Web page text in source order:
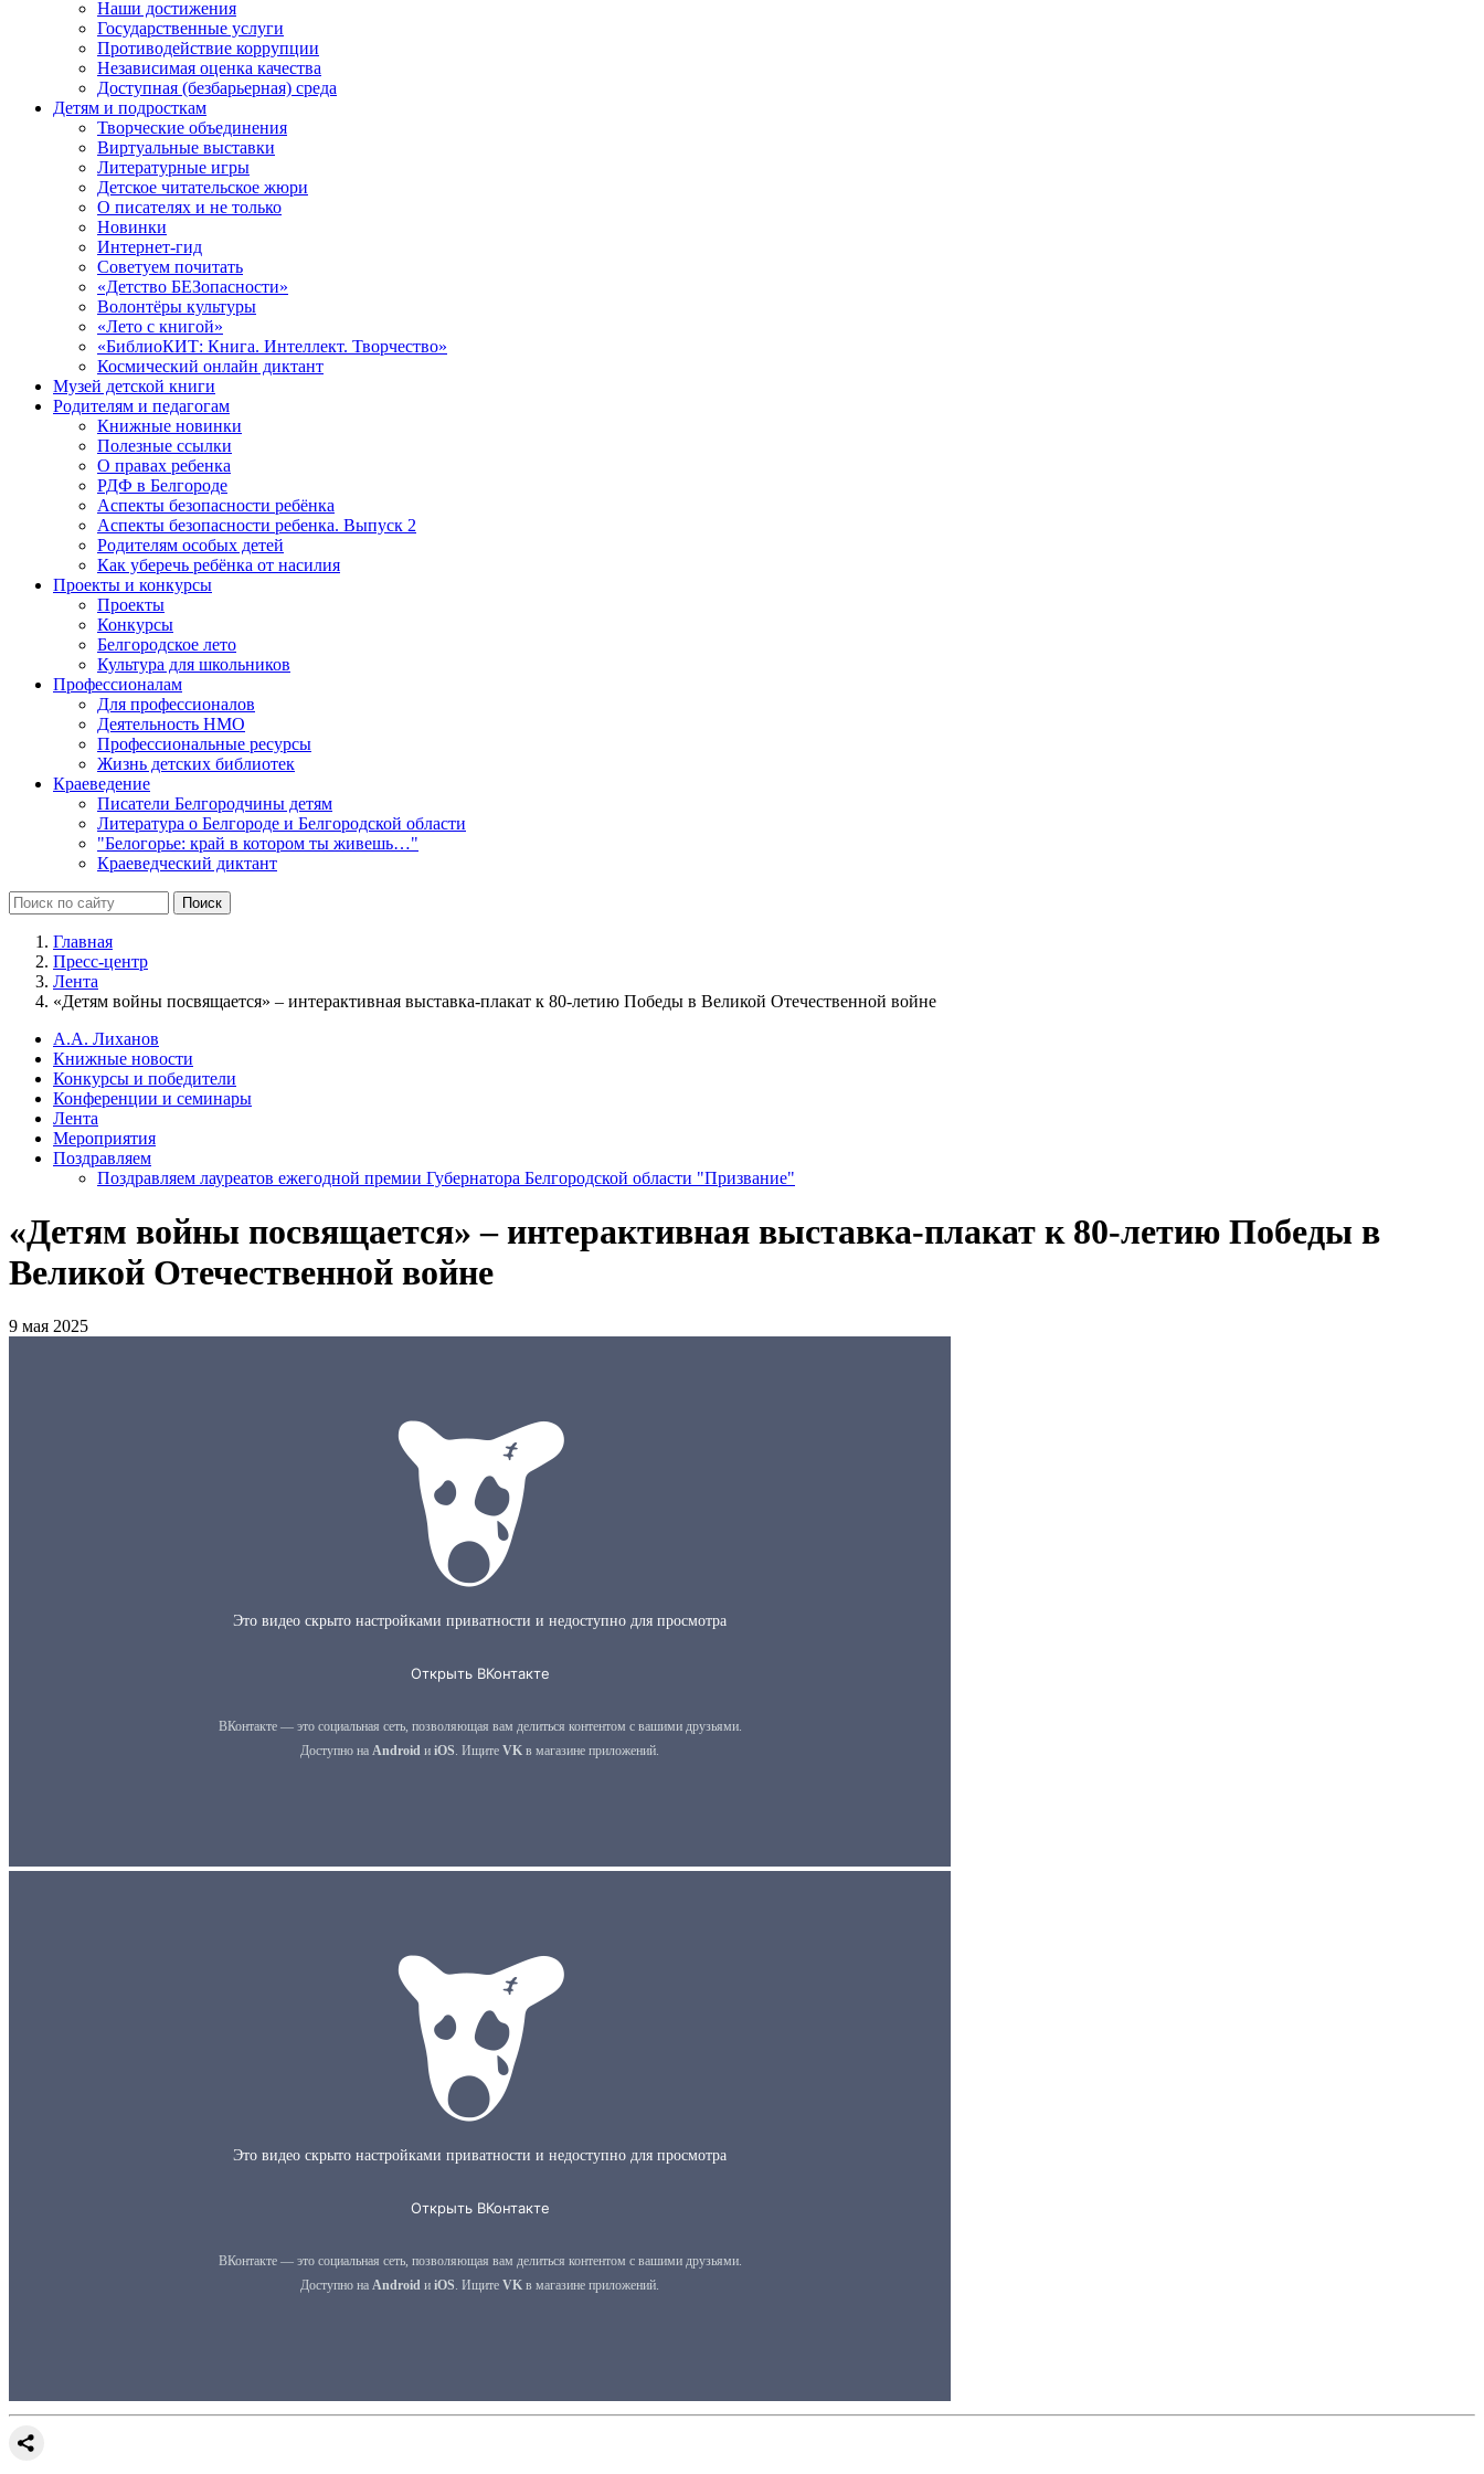
Наши достижения
Государственные услуги
Противодействие коррупции
Независимая оценка качества
Доступная (безбарьерная) среда
Детям и подросткам
Творческие объединения
Виртуальные выставки
Литературные игры
Детское читательское жюри
О писателях и не только
Новинки
Интернет-гид
Советуем почитать
«Детство БЕЗопасности»
Волонтёры культуры
«Лето с книгой»
«БиблиоКИТ: Книга. Интеллект. Творчество»
Космический онлайн диктант
Музей детской книги
Родителям и педагогам
Книжные новинки
Полезные ссылки
О правах ребенка
РДФ в Белгороде
Аспекты безопасности ребёнка
Аспекты безопасности ребенка. Выпуск 2
Родителям особых детей
Как уберечь ребёнка от насилия
Проекты и конкурсы
Проекты
Конкурсы
Белгородское лето
Культура для школьников
Профессионалам
Для профессионалов
Деятельность НМО
Профессиональные ресурсы
Жизнь детских библиотек
Краеведение
Писатели Белгородчины детям
Литература о Белгороде и Белгородской области
"Белогорье: край в котором ты живешь…"
Краеведческий диктант
Главная
Пресс-центр
Лента
«Детям войны посвящается» – интерактивная выставка-плакат к 80-летию Победы в Великой Отечественной войне
А.А. Лиханов
Книжные новости
Конкурсы и победители
Конференции и семинары
Лента
Мероприятия
Поздравляем
Поздравляем лауреатов ежегодной премии Губернатора Белгородской области "Призвание"
«Детям войны посвящается» – интерактивная выставка-плакат к 80-летию Победы в
Великой Отечественной войне
9 мая 2025